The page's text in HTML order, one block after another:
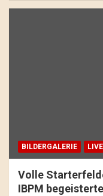
BILDERGALERIE LIVE
Volle
IBPM